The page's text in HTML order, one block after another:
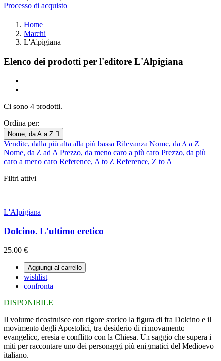
Processo di acquisto
Home
Marchi
L'Alpigiana
Elenco dei prodotti per l'editore L'Alpigiana
Ci sono 4 prodotti.
Ordina per:
Nome, da A a Z 
Vendite, dalla più alta alla più bassa Rilevanza Nome, da A a Z
Nome, da Z ad A Prezzo, da meno caro a più caro Prezzo, da più
caro a meno caro Reference, A to Z Reference, Z to A
Filtri attivi
L'Alpigiana
Dolcino. L'ultimo eretico
25,00 €
Aggiungi al carrello
wishlist
confronta
DISPONIBILE
Il volume ricostruisce con rigore storico la figura di fra Dolcino e il
movimento degli Apostolici, tra desiderio di rinnovamento
evangelico, eresia e conflitto con la Chiesa. Un saggio che supera i
miti per raccontare uno dei personaggi più enigmatici del Medioevo
italiano.